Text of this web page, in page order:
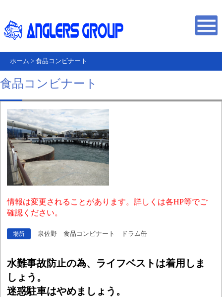
ホーム > 食品コンビナート
食品コンビナート
情報は変更されることがあります。詳しくは各HP等でご
確認ください。
場所 泉佐野 食品コンビナート ドラム缶
水難事故防止の為、ライフベストは着用しま
しょう。
迷惑駐車はやめましょう。